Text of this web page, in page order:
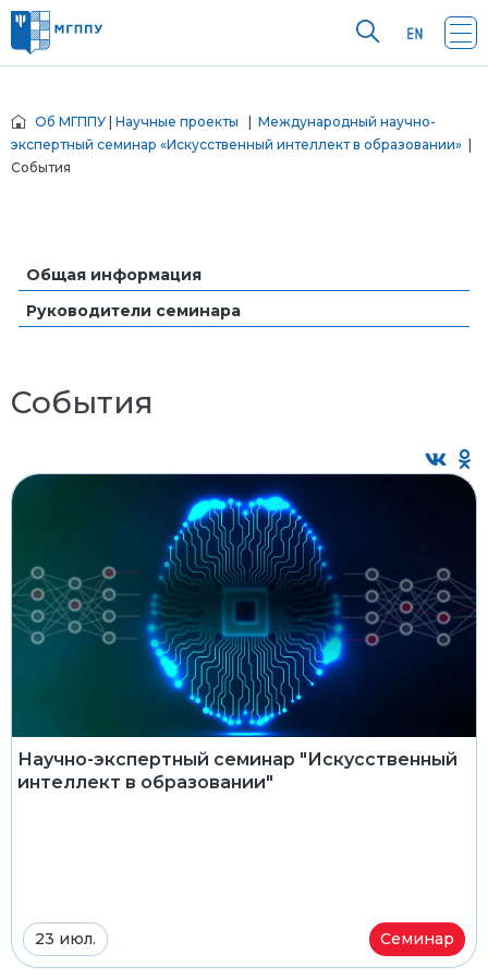
Об МГППУ Научные проекты
Международный научно-
экспертный семинар «Искусственный интеллект в образовании»
События
Общая информация
Руководители семинара
События
Научно-экспертный семинар "Искусственный
интеллект в образовании"
23 июл. Семинар